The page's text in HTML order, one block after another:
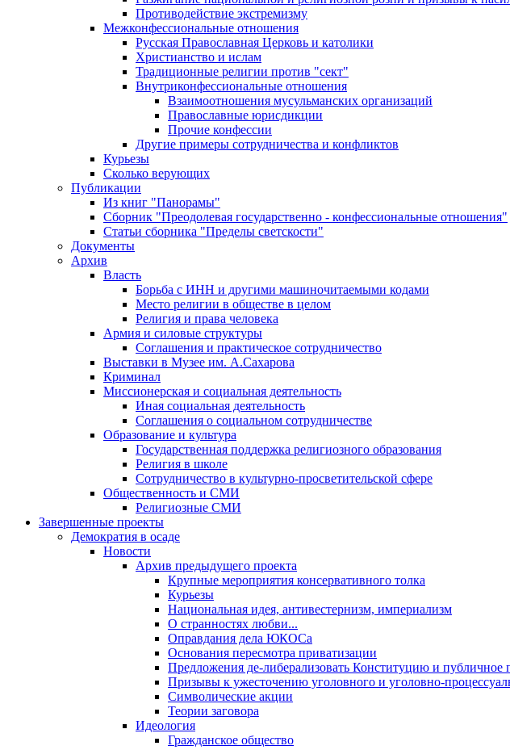
Противодействие экстремизму
Межконфессиональные отношения
Русская Православная Церковь и католики
Христианство и ислам
Традиционные религии против "сект"
Внутриконфессиональные отношения
Взаимоотношения мусульманских организаций
Православные юрисдикции
Прочие конфессии
Другие примеры сотрудничества и конфликтов
Курьезы
Сколько верующих
Публикации
Из книг "Панорамы"
Сборник "Преодолевая государственно - конфессиональные отношения"
Статьи сборника "Пределы светскости"
Документы
Архив
Власть
Борьба с ИНН и другими машиночитаемыми кодами
Место религии в обществе в целом
Религия и права человека
Армия и силовые структуры
Соглашения и практическое сотрудничество
Выставки в Музее им. А.Сахарова
Криминал
Миссионерская и социальная деятельность
Иная социальная деятельность
Соглашения о социальном сотрудничестве
Образование и культура
Государственная поддержка религиозного образования
Религия в школе
Сотрудничество в культурно-просветительской сфере
Общественность и СМИ
Религиозные СМИ
Завершенные проекты
Демократия в осаде
Новости
Архив предыдущего проекта
Крупные мероприятия консервативного толка
Курьезы
Национальная идея, антивестернизм, империализм
О странностях любви...
Оправдания дела ЮКОСа
Основания пересмотра приватизации
Предложения де-либерализовать Конституцию и публичное
Призывы к ужесточению уголовного и уголовно-
Символические акции
Теории заговора
Идеология
Гражданское общество